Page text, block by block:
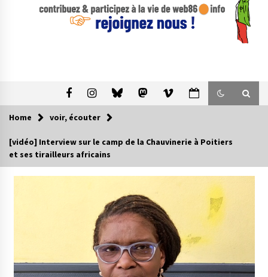
Home voir, écouter
[vidéo] Interview sur le camp de la Chauvinerie à Poitiers
et ses tirailleurs africains